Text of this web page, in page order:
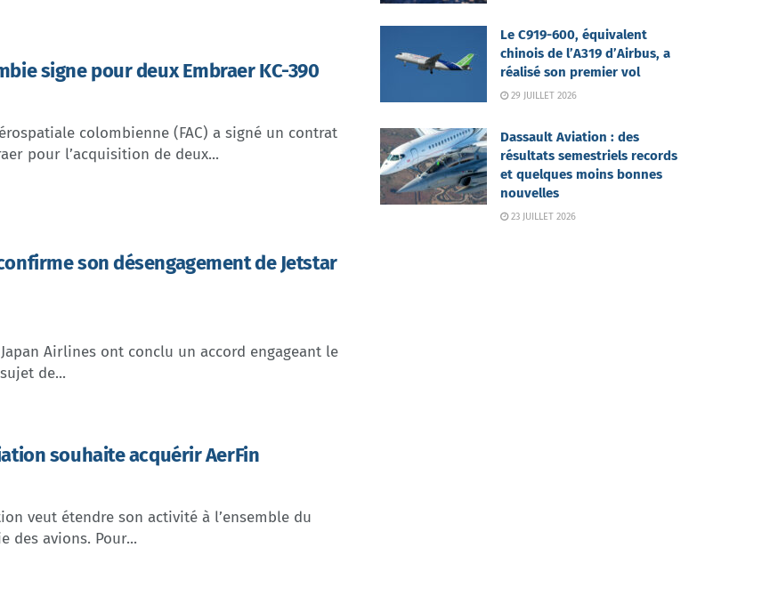
signe pour deux Embraer KC-390
colombienne (FAC) a signé un contrat
pour l’acquisition de deux...
son désengagement de Jetstar
Airlines ont conclu un accord engageant le
de...
souhaite acquérir AerFin
veut étendre son activité à l’ensemble du
des avions. Pour...
Le C919-600, équivalent
chinois de l’A319 d’Airbus, a
réalisé son premier vol
29 JUILLET 2026
Dassault Aviation : des
résultats semestriels records
et quelques moins bonnes
nouvelles
23 JUILLET 2026